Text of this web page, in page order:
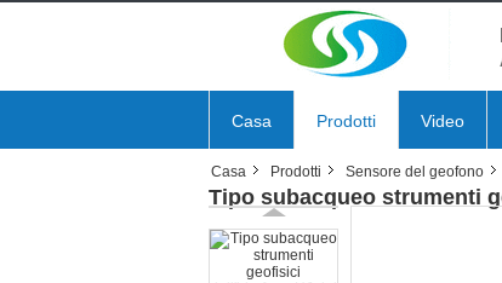
Casa Prodotti Video
Casa Prodotti Sensore del geofono
Tipo subacqueo strumenti